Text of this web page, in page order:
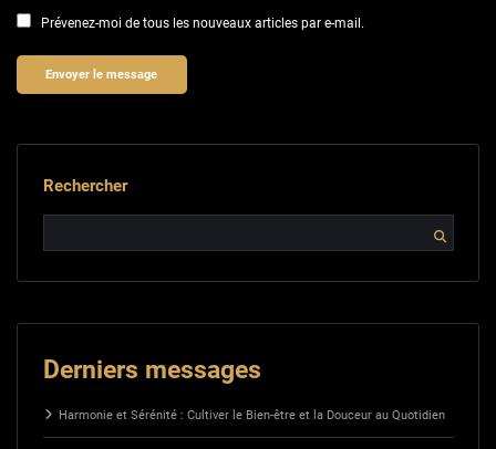
Prévenez-moi de tous les nouveaux articles par e-mail.
Rechercher
Derniers messages
Harmonie et Sérénité : Cultiver le Bien-être et la Douceur au Quotidien